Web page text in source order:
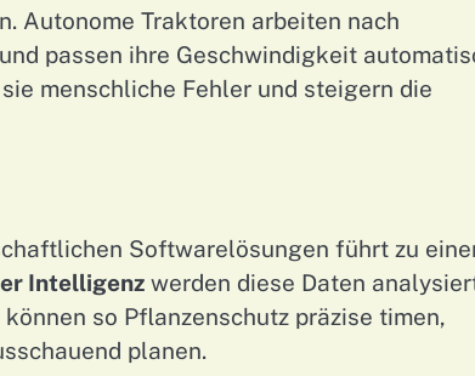
Autonome Traktoren arbeiten nach
passen ihre Geschwindigkeit
menschliche Fehler und steigern die
Softwarelösungen führt zu
Intelligenz werden diese Daten
so Pflanzenschutz präzise timen,
planen.